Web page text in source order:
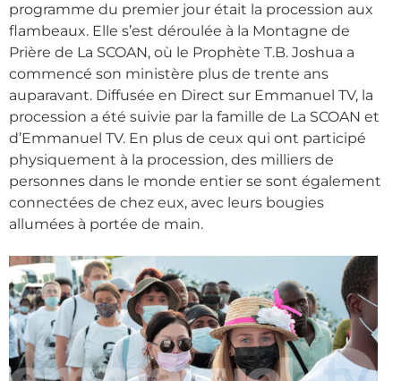
programme du premier jour était la procession aux
flambeaux. Elle s’est déroulée à la Montagne de
Prière de La SCOAN, où le Prophète T.B. Joshua a
commencé son ministère plus de trente ans
auparavant. Diffusée en Direct sur Emmanuel TV, la
procession a été suivie par la famille de La SCOAN et
d’Emmanuel TV. En plus de ceux qui ont participé
physiquement à la procession, des milliers de
personnes dans le monde entier se sont également
connectées de chez eux, avec leurs bougies
allumées à portée de main.